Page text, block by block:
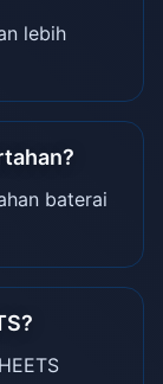
lebih
baterai